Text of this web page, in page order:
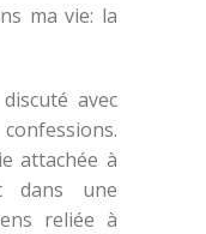
ma vie: la
avec
attachée à
dans une
reliée à